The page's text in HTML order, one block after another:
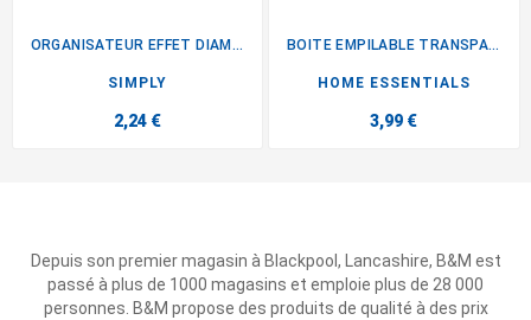
ORGANISATEUR EFFET DIAMANT
SIMPLY
2,24 €
BOITE EMPILABLE TRANSPARENTE L
HOME ESSENTIALS
3,99 €
Depuis son premier magasin à Blackpool, Lancashire, B&M est
passé à plus de 1000 magasins et emploie plus de 28 000
personnes. B&M propose des produits de qualité à des prix